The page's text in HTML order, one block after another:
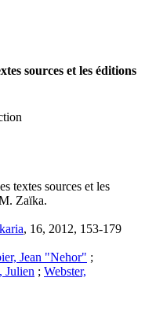
sources et les éditions
textes sources et les
Zaïka.
, 16, 2012, 153-179
Jean "Nehor" ;
Julien ; Webster,